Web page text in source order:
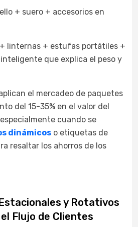
+ suero + accesorios en
linternas + estufas portátiles +
que explica el peso y
el mercadeo de paquetes
del 15-35% en el valor del
cuando se
dinámicos o etiquetas de
resaltar los ahorros de los
y Rotativos
Flujo de Clientes